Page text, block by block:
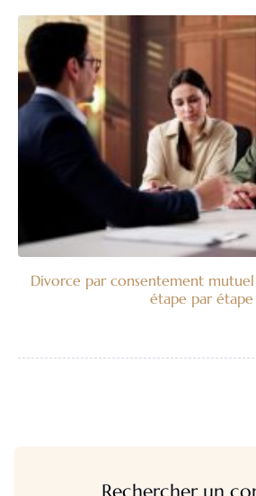
Divorce par consentement
étape par étape
Rechercher un